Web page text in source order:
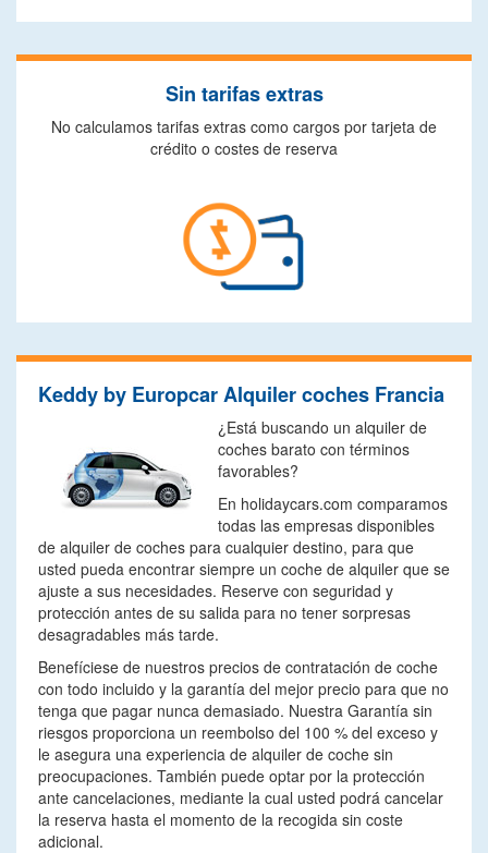
Sin tarifas extras
No calculamos tarifas extras como cargos por tarjeta de
crédito o costes de reserva
Keddy by Europcar Alquiler coches Francia
¿Está buscando un alquiler de
coches barato con términos
favorables?
En holidaycars.com comparamos
todas las empresas disponibles
de alquiler de coches para cualquier destino, para que
usted pueda encontrar siempre un coche de alquiler que se
ajuste a sus necesidades. Reserve con seguridad y
protección antes de su salida para no tener sorpresas
desagradables más tarde.
Benefíciese de nuestros precios de contratación de coche
con todo incluido y la garantía del mejor precio para que no
tenga que pagar nunca demasiado. Nuestra Garantía sin
riesgos proporciona un reembolso del 100 % del exceso y
le asegura una experiencia de alquiler de coche sin
preocupaciones. También puede optar por la protección
ante cancelaciones, mediante la cual usted podrá cancelar
la reserva hasta el momento de la recogida sin coste
adicional.